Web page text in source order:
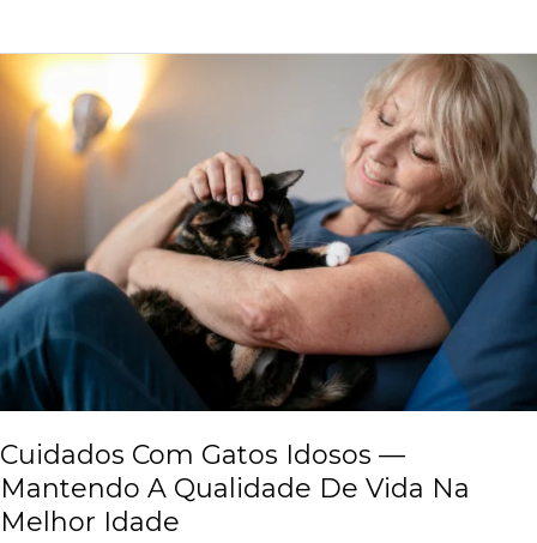
Cuidados Com Gatos Idosos —
Mantendo A Qualidade De Vida Na
Melhor Idade
Cuidados
Com
Gatos
Idosos
A
Qualidade
De
Vida
Na
Melhor
Idade